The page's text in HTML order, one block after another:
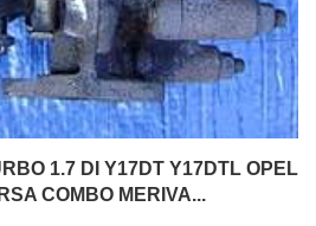
1.7 DI Y17DT Y17DTL OPEL
COMBO MERIVA...